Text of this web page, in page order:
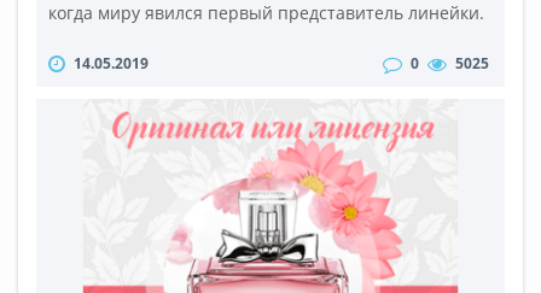
когда миру явился первый представитель линейки.
устои и каноны, выходил за рамки привычного
дерзким. Затем последовали одни из самых
взрывных релизов: Black XS (мужские и через пару
лет женские). Они и по сей день поль..
14.05.2019 0 5025